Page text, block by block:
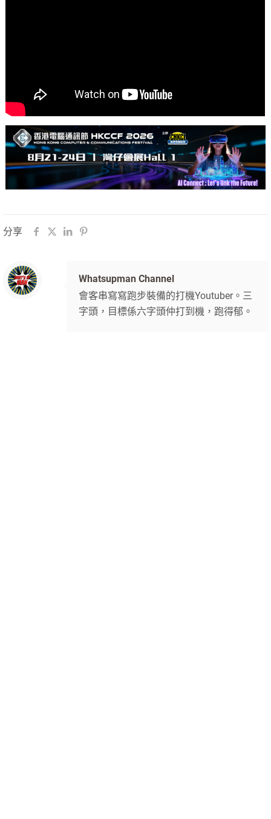
分享
Whatsupman Channel
會客串寫寫跑步裝備的打機Youtuber。三
字頭，目標係六字頭仲打到機，跑得郁。